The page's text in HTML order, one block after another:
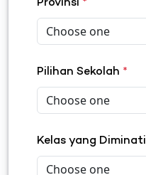
Provinsi *
Pilihan Sekolah *
Kelas yang Diminati